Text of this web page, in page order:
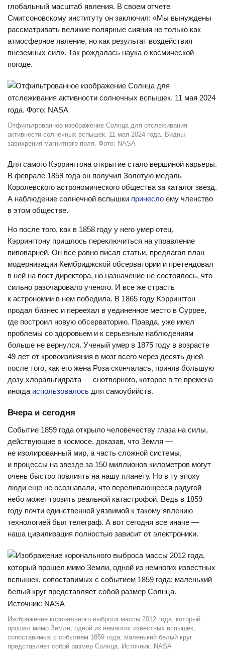
глобальный масштаб явления. В своем отчете
Смитсоновскому институту он заключил: «Мы вынуждены
рассматривать великие полярные сияния не только как
атмосферное явление, но как результат воздействия
внеземных сил». Так рождалась наука о космической
погоде.
Отфильтрованное изображение Солнца для отслеживания
активности солнечных вспышек. 11 мая 2024 года. Видны
завихрения магнитного поля. Фото: NASA
Для самого Кэррингтона открытие стало вершиной карьеры.
В феврале 1859 года он получил Золотую медаль
Королевского астрономического общества за каталог звезд.
А наблюдение солнечной вспышки принесло ему членство
в этом обществе.
Но после того, как в 1858 году у него умер отец,
Кэррингтону пришлось переключиться на управление
пивоварней. Он все равно писал статьи, предлагал план
модернизации Кембриджской обсерватории и претендовал
в ней на пост директора, но назначение не состоялось, что
сильно разочаровало ученого. И все же страсть
к астрономии в нем победила. В 1865 году Кэррингтон
продал бизнес и переехал в уединенное место в Суррее,
где построил новую обсерваторию. Правда, уже имел
проблемы со здоровьем и к серьезным наблюдениям
больше не вернулся. Ученый умер в 1875 году в возрасте
49 лет от кровоизлияния в мозг всего через десять дней
после того, как его жена Роза скончалась, приняв большую
дозу хлоральгидрата — снотворного, которое в те времена
иногда использовалось для самоубийств.
Вчера и сегодня
Событие 1859 года открыло человечеству глаза на силы,
действующие в космосе, доказав, что Земля —
не изолированный мир, а часть сложной системы,
и процессы на звезде за 150 миллионов километров могут
очень быстро повлиять на нашу планету. Но в ту эпоху
люди еще не осознавали, что переливающееся радугой
небо может грозить реальной катастрофой. Ведь в 1859
году почти единственной уязвимой к такому явлению
технологией был телеграф. А вот сегодня все иначе —
наша цивилизация полностью зависит от электроники.
Изображение коронального выброса массы 2012 года, который
прошел мимо Земли, одной из немногих известных вспышек,
сопоставимых с событием 1859 года; маленький белый круг
представляет собой размер Солнца. Источник: NASA